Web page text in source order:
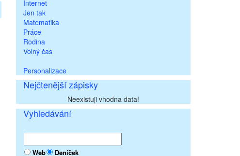
Internet
Jen tak
Matematika
Práce
Rodina
Volný čas
Personalizace
Nejčtenější zápisky
Neexistuji vhodna data!
Vyhledávání
Web Deníček